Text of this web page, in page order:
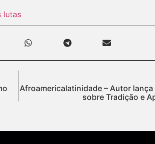
lutas
Afroamericalatinidade – Autor
sobre Tradição e